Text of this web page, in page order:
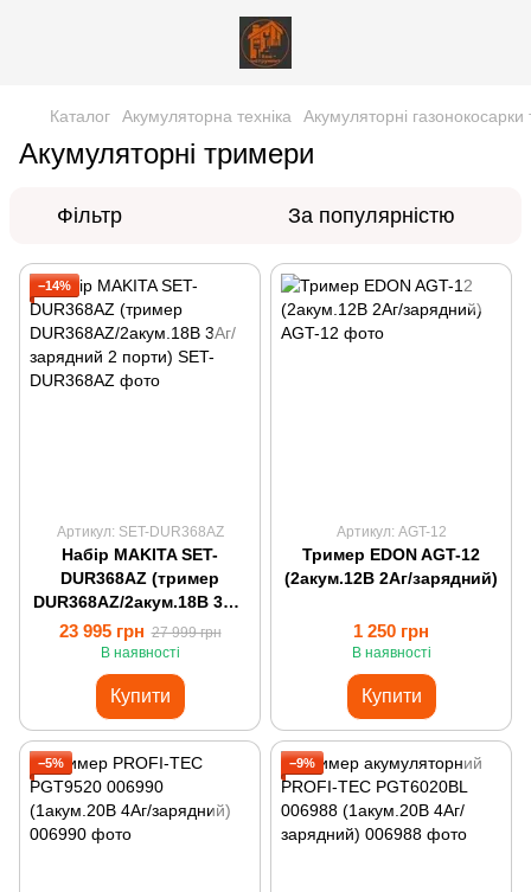
Каталог Акумуляторна техніка Акумуляторні
Акумуляторні тримери
Фільтр За популярністю
−14%
Артикул: SET-DUR368AZ
Набір MAKITA SET-
DUR368AZ (тример
DUR368AZ/2акум.18В 3Аг/
зарядний 2 порти)
23 995 грн 27 999 грн
В наявності
Купити
Артикул: AGT-12
Тример EDON AGT-12
(2акум.12В 2Аг/зарядний)
1 250 грн
В наявності
Купити
−5% −9%